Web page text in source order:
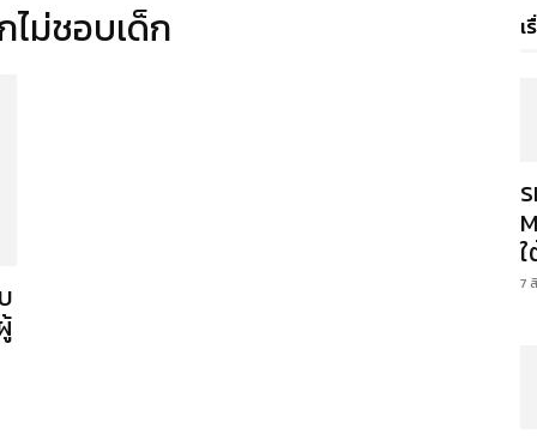
ไม่ชอบเด็ก
7